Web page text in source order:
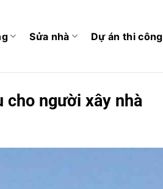
Sửa nhà Dự án thi công
cho người xây nhà